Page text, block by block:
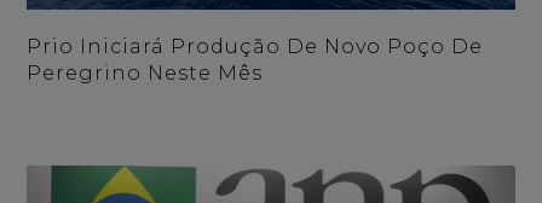
Prio Iniciará Produção De Novo Poço De
Peregrino Neste Mês